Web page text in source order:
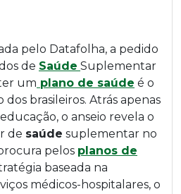
pelo Datafolha, a pedido
de Saúde Suplementar
um plano de saúde é o
brasileiros. Atrás apenas
o anseio revela o
de saúde suplementar no
pelos planos de
baseada na
médicos-hospitalares, o